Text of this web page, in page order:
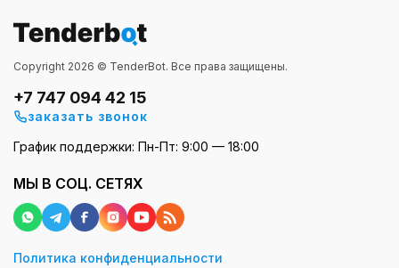
Copyright 2026 © TenderBot. Все права защищены.
+7 747 094 42 15
заказать звонок
График поддержки: Пн-Пт: 9:00 — 18:00
МЫ В СОЦ. СЕТЯХ
Политика конфиденциальности